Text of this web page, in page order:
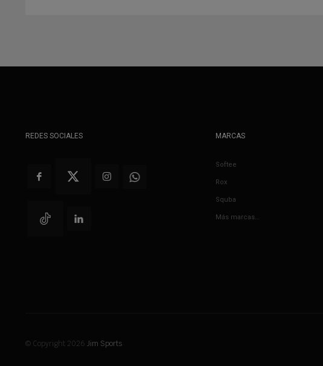
REDES SOCIALES MARCAS
Softee
Rox
Squba
Más marcas…
© Copyright 2026 Jim Sports